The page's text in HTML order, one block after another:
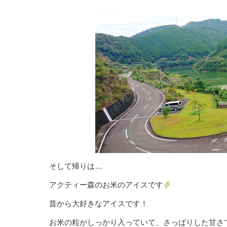
そして帰りは…
アクティー森のお米のアイスです
昔から大好きなアイスです！
お米の粒がしっかり入っていて、さっぱりした甘さ